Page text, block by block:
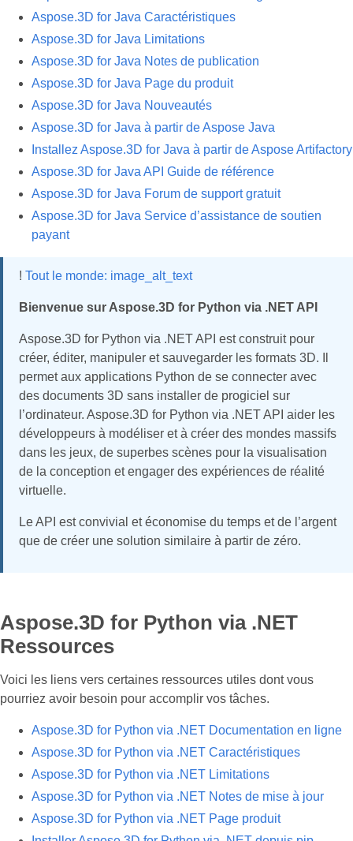
Aspose.3D for Java Caractéristiques
Aspose.3D for Java Limitations
Aspose.3D for Java Notes de publication
Aspose.3D for Java Page du produit
Aspose.3D for Java Nouveautés
Aspose.3D for Java à partir de Aspose Java
Installez Aspose.3D for Java à partir de Aspose Artifactory
Aspose.3D for Java API Guide de référence
Aspose.3D for Java Forum de support gratuit
Aspose.3D for Java Service d’assistance de soutien
payant
! Tout le monde: image_alt_text
Bienvenue sur Aspose.3D for Python via .NET API
Aspose.3D for Python via .NET API est construit pour
créer, éditer, manipuler et sauvegarder les formats 3D. Il
permet aux applications Python de se connecter avec
des documents 3D sans installer de progiciel sur
l’ordinateur. Aspose.3D for Python via .NET API aider les
développeurs à modéliser et à créer des mondes massifs
dans les jeux, de superbes scènes pour la visualisation
de la conception et engager des expériences de réalité
virtuelle.
Le API est convivial et économise du temps et de l’argent
que de créer une solution similaire à partir de zéro.
Aspose.3D for Python via .NET
Ressources
Voici les liens vers certaines ressources utiles dont vous
pourriez avoir besoin pour accomplir vos tâches.
Aspose.3D for Python via .NET Documentation en ligne
Aspose.3D for Python via .NET Caractéristiques
Aspose.3D for Python via .NET Limitations
Aspose.3D for Python via .NET Notes de mise à jour
Aspose.3D for Python via .NET Page produit